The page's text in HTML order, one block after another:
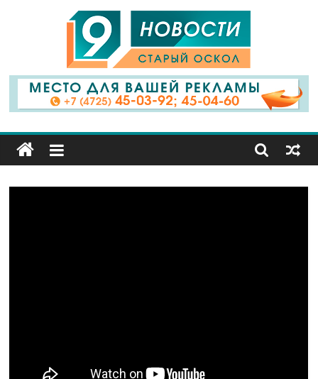
9
Канал
Старый